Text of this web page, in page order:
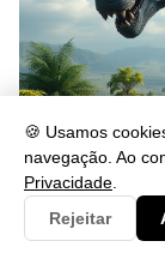
🍪 Usamos
navegação. Ao
Privacidade
Rejeitar
Gerou: